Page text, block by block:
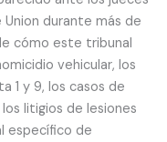
durante más de
cómo este tribunal
vehicular, los
1 y 9, los casos de
litigios de lesiones
específico de